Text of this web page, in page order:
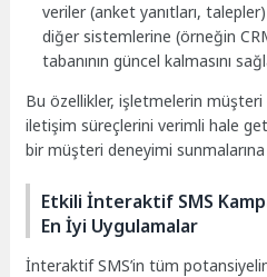
veriler (anket yanıtları,
diğer sistemlerine (örneğin
tabanının güncel kalmasını
Bu özellikler, işletmelerin müşteri
iletişim süreçlerini verimli hale
bir müşteri deneyimi sunmalarına
Etkili İnteraktif SMS
En İyi Uygulamalar
İnteraktif SMS’in tüm